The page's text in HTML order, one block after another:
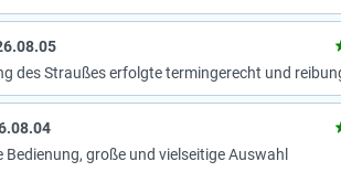
des Straußes erfolgte termingerecht und
Bedienung, große und vielseitige Auswahl